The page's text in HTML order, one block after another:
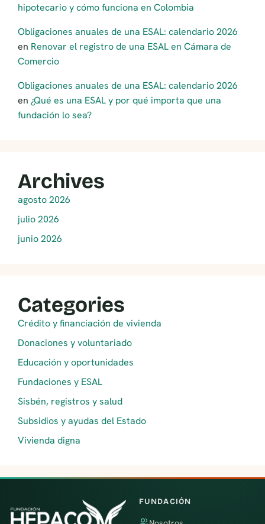
hipotecario y cómo funciona en Colombia
Obligaciones anuales de una ESAL: calendario 2026
en Renovar el registro de una ESAL en Cámara de
Comercio
Obligaciones anuales de una ESAL: calendario 2026
en ¿Qué es una ESAL y por qué importa que una
fundación lo sea?
Archives
agosto 2026
julio 2026
junio 2026
Categories
Crédito y financiación de vivienda
Donaciones y voluntariado
Educación y oportunidades
Fundaciones y ESAL
Sisbén, registros y salud
Subsidios y ayudas del Estado
Vivienda digna
FUNDACIÓN